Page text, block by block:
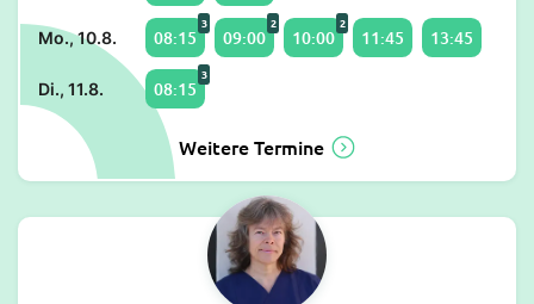
Mo., 10.8. 08:15
3
09:00
2
10:00
2
11:45 13:45
Di., 11.8. 08:15
3
Weitere Termine